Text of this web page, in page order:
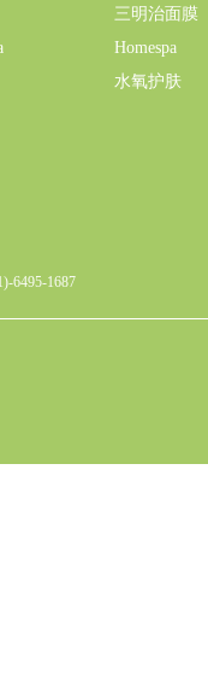
三明治面膜
Homespa
水氧护肤
6495-1687